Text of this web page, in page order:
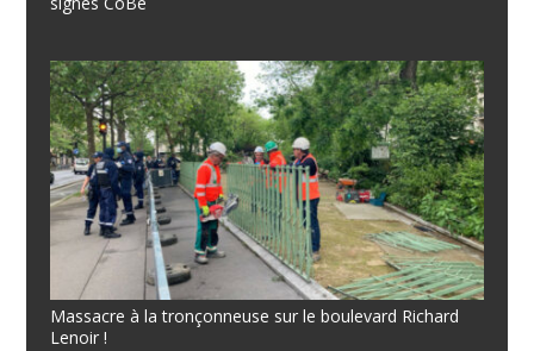
Massacre à la tronçonneuse sur le boulevard Richard
Lenoir !